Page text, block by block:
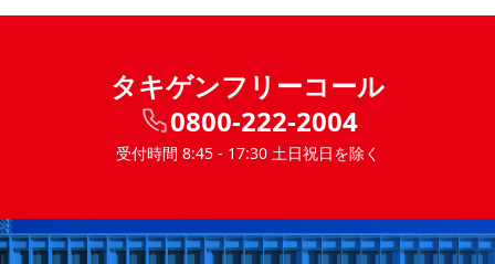
タキゲンフリーコール
0800-222-2004
受付時間 8:45 - 17:30 土日祝日を除く